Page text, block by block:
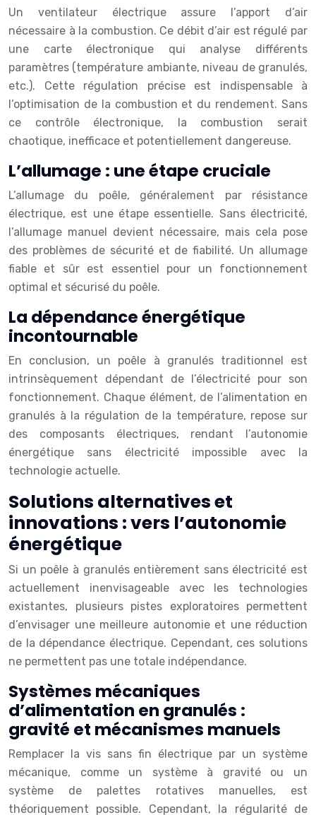
Un ventilateur électrique assure l’apport d’air
nécessaire à la combustion. Ce débit d’air est régulé par
une carte électronique qui analyse différents
paramètres (température ambiante, niveau de granulés,
etc.). Cette régulation précise est indispensable à
l’optimisation de la combustion et du rendement. Sans
ce contrôle électronique, la combustion serait
chaotique, inefficace et potentiellement dangereuse.
L’allumage : une étape cruciale
L’allumage du poêle, généralement par résistance
électrique, est une étape essentielle. Sans électricité,
l’allumage manuel devient nécessaire, mais cela pose
des problèmes de sécurité et de fiabilité. Un allumage
fiable et sûr est essentiel pour un fonctionnement
optimal et sécurisé du poêle.
La dépendance énergétique
incontournable
En conclusion, un poêle à granulés traditionnel est
intrinsèquement dépendant de l’électricité pour son
fonctionnement. Chaque élément, de l’alimentation en
granulés à la régulation de la température, repose sur
des composants électriques, rendant l’autonomie
énergétique sans électricité impossible avec la
technologie actuelle.
Solutions alternatives et
innovations : vers l’autonomie
énergétique
Si un poêle à granulés entièrement sans électricité est
actuellement inenvisageable avec les technologies
existantes, plusieurs pistes exploratoires permettent
d’envisager une meilleure autonomie et une réduction
de la dépendance électrique. Cependant, ces solutions
ne permettent pas une totale indépendance.
Systèmes mécaniques
d’alimentation en granulés :
gravité et mécanismes manuels
Remplacer la vis sans fin électrique par un système
mécanique, comme un système à gravité ou un
système de palettes rotatives manuelles, est
théoriquement possible. Cependant, la régularité de